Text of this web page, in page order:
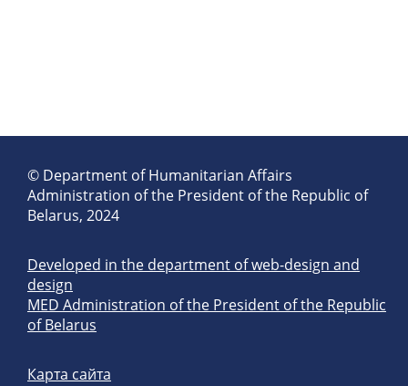
© Department of Humanitarian Affairs
Administration of the President of the Republic of
Belarus, 2024
Developed in the department of web-design and
design
MED Administration of the President of the Republic
of Belarus
Карта сайта